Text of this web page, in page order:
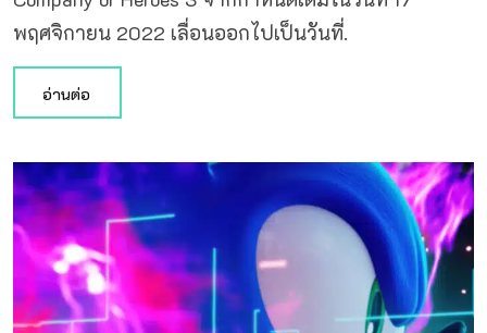
พฤศจิกายน 2022 เลื่อนออกไปเป็นวันที่.
อ่านต่อ